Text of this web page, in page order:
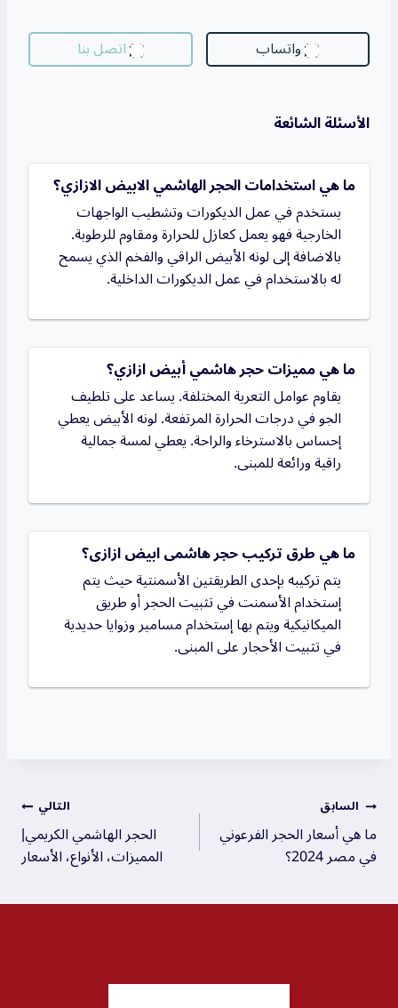
واتساب اتصل بنا
الأسئلة الشائعة
ما هي استخدامات الحجر الهاشمي الابيض الازازي؟
يستخدم في عمل الديكورات وتشطيب الواجهات
الخارجية فهو يعمل كعازل للحرارة ومقاوم للرطوبة.
بالاضافة إلى لونه الأبيض الراقي والفخم الذي يسمح
له بالاستخدام في عمل الديكورات الداخلية.
ما هي مميزات حجر هاشمي أبيض ازازي؟
يقاوم عوامل التعرية المختلفة. يساعد على تلطيف
الجو في درجات الحرارة المرتفعة. لونه الأبيض يعطي
إحساس بالاسترخاء والراحة. يعطي لمسة جمالية
راقية ورائعة للمبنى.
ما هي طرق تركيب حجر هاشمى ابيض ازازى؟
يتم تركيبه بإحدى الطريقتين الأسمنتية حيث يتم
إستخدام الأسمنت في تثبيت الحجر أو طريق
الميكانيكية ويتم بها إستخدام مسامير وزوايا حديدية
في تثبيت الأحجار على المبنى.
السابق
ما هي أسعار الحجر الفرعوني
في مصر 2024؟
التالي
الحجر الهاشمي الكريمي|
المميزات، الأنواع، الأسعار